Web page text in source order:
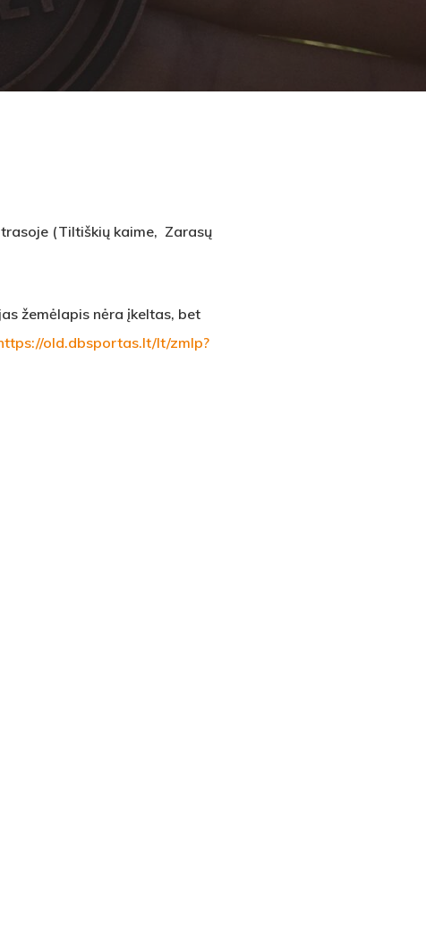
(Tiltiškių kaime, Zarasų
žemėlapis nėra įkeltas, bet
old.dbsportas.lt/lt/zmlp?